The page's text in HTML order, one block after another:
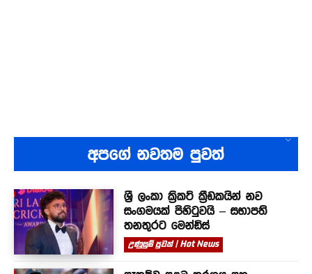
අපගේ නවතම පුවත්
ශ්‍රී ලංකා ක්‍රිකට් ක්‍රීඩකයින් නව
සංගමයක් පිහිටුවයි – සභාපති
තනතුරට මෙන්ඩිස්
උණුසුම් පුවත් | Hot News